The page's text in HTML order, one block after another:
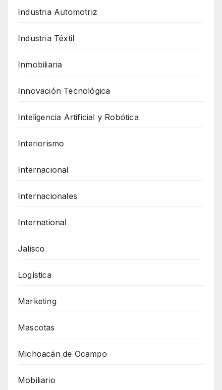
Industria Automotriz
Industria Téxtil
Inmobiliaria
Innovación Tecnológica
Inteligencia Artificial y Robótica
Interiorismo
Internacional
Internacionales
International
Jalisco
Logística
Marketing
Mascotas
Michoacán de Ocampo
Mobiliario